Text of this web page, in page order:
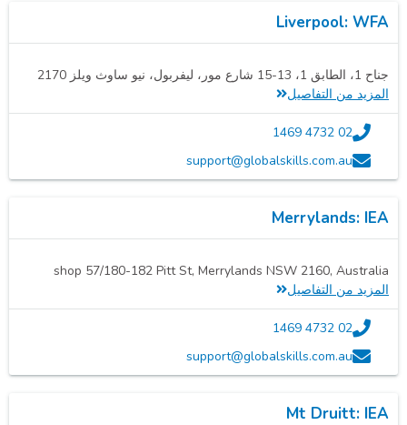
Liverpool: WFA
جناح 1، الطابق 1، 13-15 شارع مور، ليفربول، نيو ساوث ويلز 2170
المزيد من التفاصيل
02 4732 1469
support@globalskills.com.au
Merrylands: IEA
shop 57/180-182 Pitt St, Merrylands NSW 2160, Australia
المزيد من التفاصيل
02 4732 1469
support@globalskills.com.au
Mt Druitt: IEA